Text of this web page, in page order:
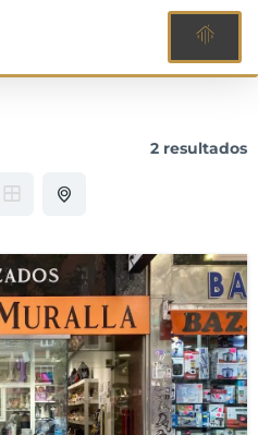
2 resultados